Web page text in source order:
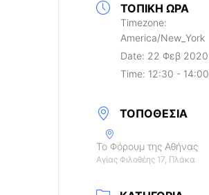
ΤΟΠΙΚΉ ΏΡΑ
Timezone:
America/New_York
Date: 22 Φεβ 2020
Time: 12:30 - 14:00
ΤΟΠΟΘΕΣΊΑ
Το Φόρουμ της Αθήνας
Αγίας Φιλοθέης 17, Πλάκα